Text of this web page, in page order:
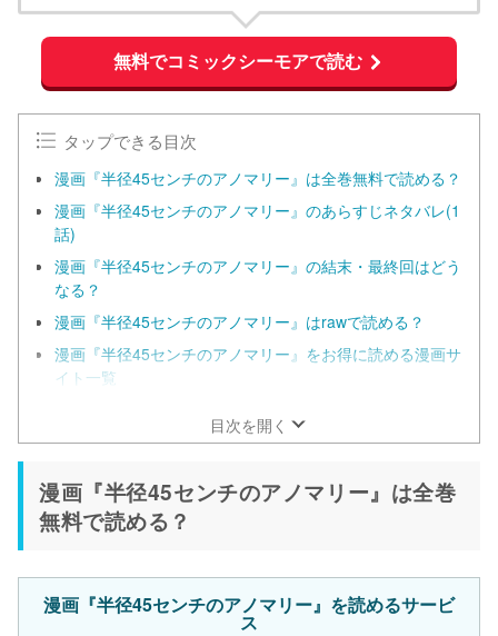
無料でコミックシーモアで読む
タップできる目次
漫画『半径45センチのアノマリー』は全巻無料で読める？
漫画『半径45センチのアノマリー』のあらすじネタバレ(1
話)
漫画『半径45センチのアノマリー』の結末・最終回はどう
なる？
漫画『半径45センチのアノマリー』はrawで読める？
漫画『半径45センチのアノマリー』をお得に読める漫画サ
イト一覧
目次を開く
漫画『半径45センチのアノマリー』は全巻
無料で読める？
漫画『半径45センチのアノマリー』を読めるサービ
ス